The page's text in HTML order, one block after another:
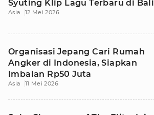
Syuting Klip Lagu Terbaru di Bali
Asia 12 Mei 2026
Organisasi Jepang Cari Rumah
Angker di Indonesia, Siapkan
Imbalan Rp50 Juta
Asia 11 Mei 2026